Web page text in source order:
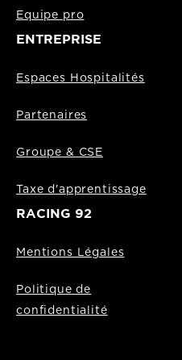
Equipe pro
ENTREPRISE
Espaces Hospitalités
Partenaires
Groupe & CSE
Taxe d'apprentissage
RACING 92
Mentions Légales
Politique de
confidentialité